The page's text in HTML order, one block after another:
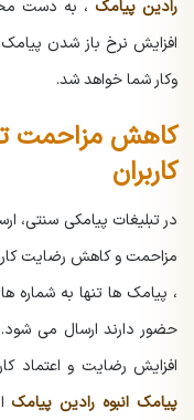
رادین پیامک ، به دست
افزایش نرخ باز شدن
وکار شما خواهد شد.
کاهش مزاحمت
کاربران
در تبلیغات پیامکی سنتی،
مزاحمت و کاهش رضایت
، پیامک ها تنها به
حضور دارند ارسال می
افزایش رضایت و اعتماد
پیامک انبوه رادین پیامک